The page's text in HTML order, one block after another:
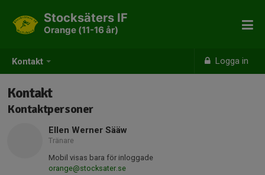
Kontakt Logga in
Stocksäters IF
Orange (11-16 år)
Kontakt
Kontaktpersoner
Ellen Werner Sääw
Tränare
Mobil visas bara för inloggade
orange@stocksater.se